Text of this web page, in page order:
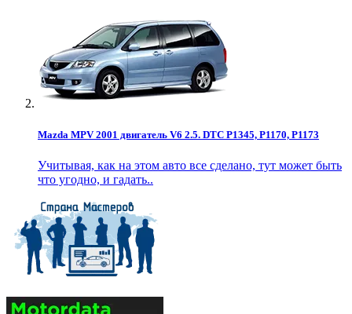
Mazda MPV 2001 двигатель V6 2.5. DTC P1345, P1170, P1173
Учитывая, как на этом авто все сделано, тут может быть
что угодно, и гадать..